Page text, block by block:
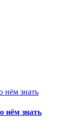
нём знать